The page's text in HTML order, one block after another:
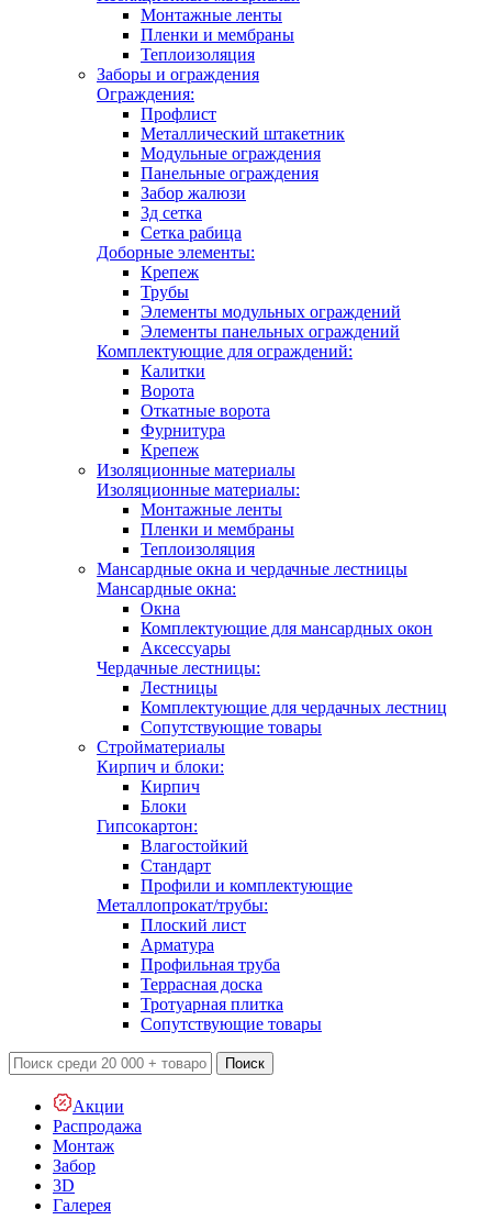
Монтажные ленты
Пленки и мембраны
Теплоизоляция
Заборы и ограждения
Ограждения:
Профлист
Металлический штакетник
Модульные ограждения
Панельные ограждения
Забор жалюзи
3д сетка
Сетка рабица
Доборные элементы:
Крепеж
Трубы
Элементы модульных ограждений
Элементы панельных ограждений
Комплектующие для ограждений:
Калитки
Ворота
Откатные ворота
Фурнитура
Крепеж
Изоляционные материалы
Изоляционные материалы:
Монтажные ленты
Пленки и мембраны
Теплоизоляция
Мансардные окна и чердачные лестницы
Мансардные окна:
Окна
Комплектующие для мансардных окон
Аксессуары
Чердачные лестницы:
Лестницы
Комплектующие для чердачных лестниц
Сопутствующие товары
Стройматериалы
Кирпич и блоки:
Кирпич
Блоки
Гипсокартон:
Влагостойкий
Стандарт
Профили и комплектующие
Металлопрокат/трубы:
Плоский лист
Арматура
Профильная труба
Террасная доска
Тротуарная плитка
Сопутствующие товары
Поиск
Акции
Распродажа
Монтаж
Забор
3D
Галерея